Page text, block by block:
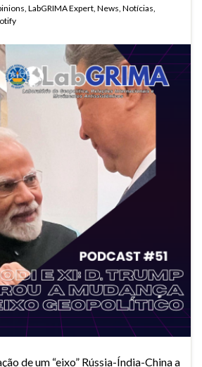
, LabGRIMA Expert, News, Notícias,
de um “eixo” Rússia-Índia-China a